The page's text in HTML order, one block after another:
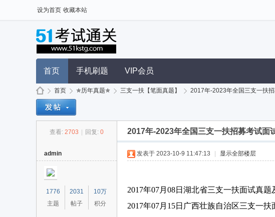
设为首页 收藏本站
首页 手机刷题 VIP会员
首页
›
✯历年真题✯ 三支一扶【笔面真题】
›
2017年-2023年全国三支一扶
查看: 2703 回复: 0 2017年-2023年全国三支一扶招募考试面
admin
1776
主题
2031
帖子
10万
积分
发表于 2023-10-9 11:47:13 显示全部楼层
2017年07月08日湖北省三支一扶面试真题
2017年07月15日广西壮族自治区三支一